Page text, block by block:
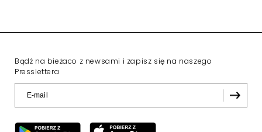
Bądź na bieżaco z newsami i zapisz się na naszego
Presslettera